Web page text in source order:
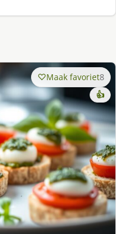
Maak favoriet8
👍